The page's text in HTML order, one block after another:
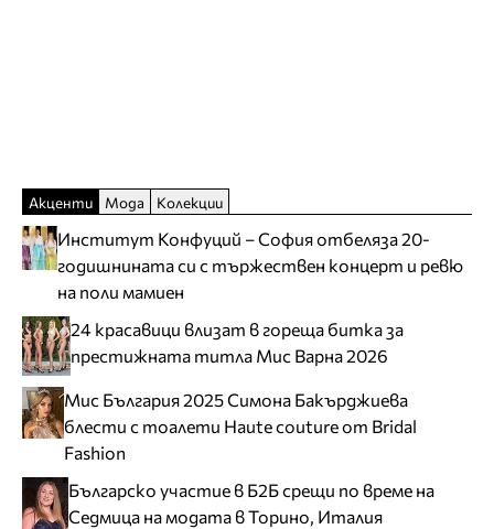
Акценти Мода Колекции
Институт Конфуций – София отбеляза 20-
годишнината си с тържествен концерт и ревю
на поли мамиен
24 красавици влизат в гореща битка за
престижната титла Мис Варна 2026
Мис България 2025 Симона Бакърджиева
блести с тоалети Haute couture от Bridal
Fashion
Българско участие в Б2Б срещи по време на
Седмица на модата в Торино, Италия